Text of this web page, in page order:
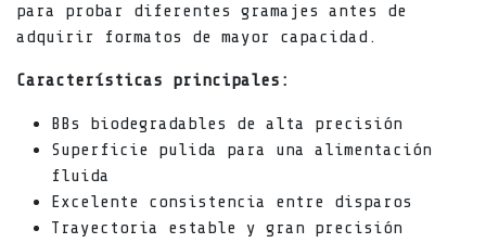
para probar diferentes gramajes antes de
adquirir formatos de mayor capacidad.
Características principales:
BBs biodegradables de alta precisión
Superficie pulida para una alimentación
fluida
Excelente consistencia entre disparos
Trayectoria estable y gran precisión